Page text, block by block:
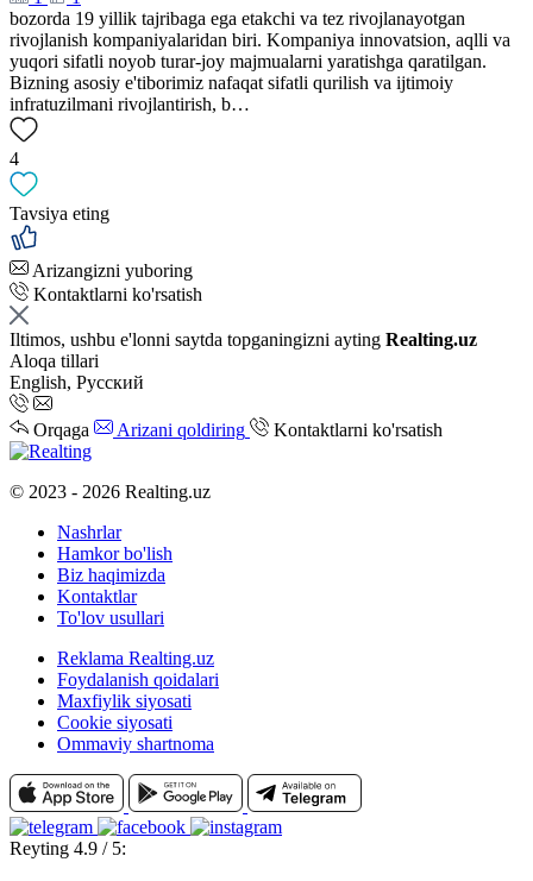
bozorda 19 yillik tajribaga ega etakchi va tez rivojlanayotgan
rivojlanish kompaniyalaridan biri. Kompaniya innovatsion, aqlli va
yuqori sifatli noyob turar-joy majmualarni yaratishga qaratilgan.
Bizning asosiy e'tiborimiz nafaqat sifatli qurilish va ijtimoiy
infratuzilmani rivojlantirish, b…
4
Tavsiya eting
Arizangizni yuboring
Kontaktlarni ko'rsatish
Iltimos, ushbu e'lonni saytda topganingizni ayting Realting.uz
Aloqa tillari
English, Русский
Orqaga Arizani qoldiring Kontaktlarni ko'rsatish
© 2023 - 2026 Realting.uz
Nashrlar
Hamkor bo'lish
Biz haqimizda
Kontaktlar
To'lov usullari
Reklama Realting.uz
Foydalanish qoidalari
Maxfiylik siyosati
Cookie siyosati
Ommaviy shartnoma
Reyting 4.9 / 5: